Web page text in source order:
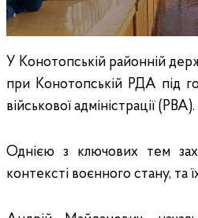
У Конотопській районній
при Конотопській РДА під
військової адміністрації (РВА).
Однією з ключових тем
контексті воєнного стану, та